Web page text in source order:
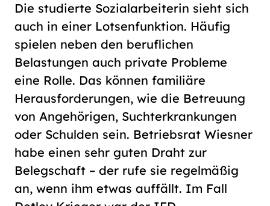
Die studierte Sozialarbeiterin sieht sich
auch in einer Lotsenfunktion. Häufig
spielen neben den beruflichen
Belastungen auch private Probleme
eine Rolle. Das können familiäre
Herausforderungen, wie die Betreuung
von Angehörigen, Suchterkrankungen
oder Schulden sein. Betriebsrat Wiesner
habe einen sehr guten Draht zur
Belegschaft – der rufe sie regelmäßig
an, wenn ihm etwas auffällt. Im Fall